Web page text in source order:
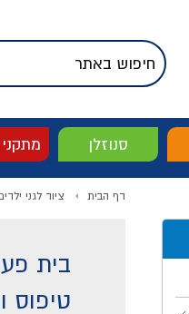
סנוזלן
דף הבית ציוד לגני
בית
טיפוס